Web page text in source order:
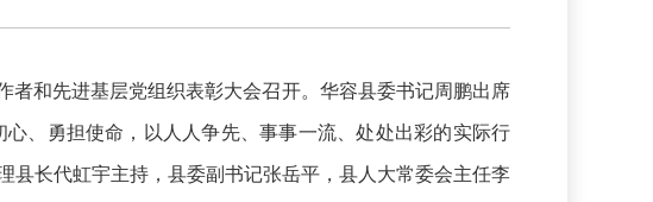
和先进基层党组织表彰大会召开。华容县委书记周鹏出席
、勇担使命，以人人争先、事事一流、处处出彩的实际行
长代虹宇主持，县委副书记张岳平，县人大常委会主任李